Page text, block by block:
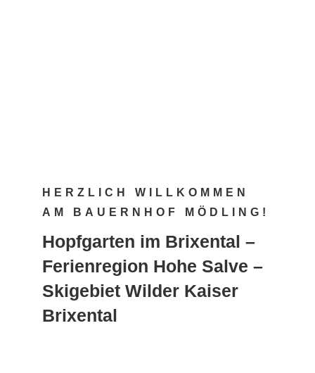
HERZLICH WILLKOMMEN
AM BAUERNHOF MÖDLING!
Hopfgarten im Brixental –
Ferienregion Hohe Salve –
Skigebiet Wilder Kaiser
Brixental